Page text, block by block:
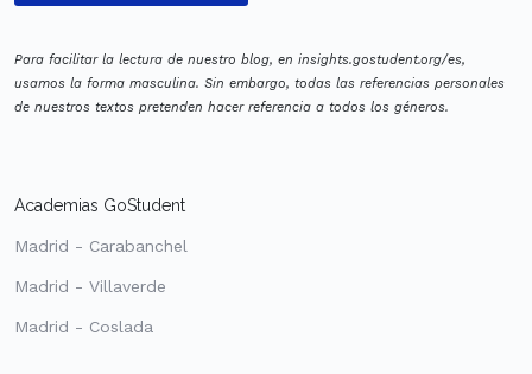
Para facilitar la lectura de nuestro blog, en insights.gostudent.org/es,
usamos la forma masculina. Sin embargo, todas las referencias personales
de nuestros textos pretenden hacer referencia a todos los géneros.
Academias GoStudent
Madrid - Carabanchel
Madrid - Villaverde
Madrid - Coslada